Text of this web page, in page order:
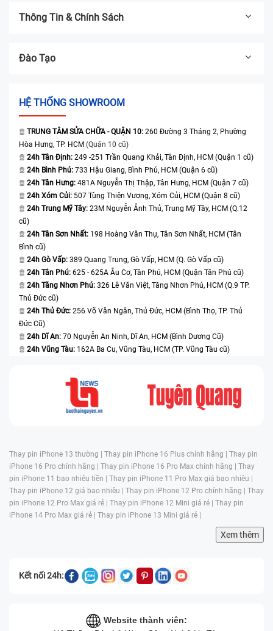
Thông Tin & Chính Sách
Đào Tạo
HỆ THỐNG SHOWROOM
TRUNG TÂM SỬA CHỮA - QUẬN 10: 260 Đường 3 Tháng 2, Phường
Hòa Hưng, TP. HCM (Quận 10 cũ)
24h Tân Định: 249 -251 Trần Quang Khải, Tân Định, HCM (Quận 1 cũ)
24h Bình Phú: 733 Hậu Giang, Bình Phú, HCM (Quận 6 cũ)
24h Tân Hưng: 481A Nguyễn Thị Thập, Tân Hưng, HCM (Quận 7 cũ)
24h Xóm Củi: 507 Tùng Thiện Vương, Xóm Củi, HCM (Quận 8 cũ)
24h Trung Mỹ Tây: 23M Nguyễn Ảnh Thủ, Trung Mỹ Tây, HCM (Q.12
cũ)
24h Tân Sơn Nhất: 198 Hoàng Văn Thụ, Tân Sơn Nhất, HCM (Tân
Bình cũ)
24h Gò Vấp: 389 Quang Trung, Gò Vấp, HCM (Q. Gò Vấp cũ)
24h Tân Phú: 625 - 625A Âu Cơ, Tân Phú, HCM (Quận Tân Phú cũ)
24h Tăng Nhơn Phú: 326 Lê Văn Việt, Tăng Nhơn Phú, HCM (Q.9 TP.
Thủ Đức cũ)
24h Thủ Đức: 256 Võ Văn Ngân, Thủ Đức, HCM (Bình Thọ, TP. Thủ
Đức Cũ)
24h Dĩ An: 70 Nguyễn An Ninh, Dĩ An, HCM (Bình Dương Cũ)
24h Vũng Tàu: 162A Ba Cu, Vũng Tàu, HCM (TP. Vũng Tàu cũ)
Thay pin iPhone 13 thường | Thay pin iPhone 16 Plus chính hãng | Thay pin
iPhone 16 Pro chính hãng | Thay pin iPhone 16 Pro Max chính hãng | Thay
pin iPhone 11 bao nhiêu tiền | Thay pin iPhone 11 Pro Max giá bao nhiêu |
Thay pin iPhone 12 giá bao nhiêu | Thay pin iPhone 12 Pro chính hãng | Thay
pin iPhone 12 Pro Max giá rẻ | Thay pin iPhone 12 Mini giá rẻ | Thay pin
iPhone 14 Pro Max giá rẻ | Thay pin iPhone 13 Mini giá rẻ |
Xem thêm
Kết nối 24h:
Website thành viên: